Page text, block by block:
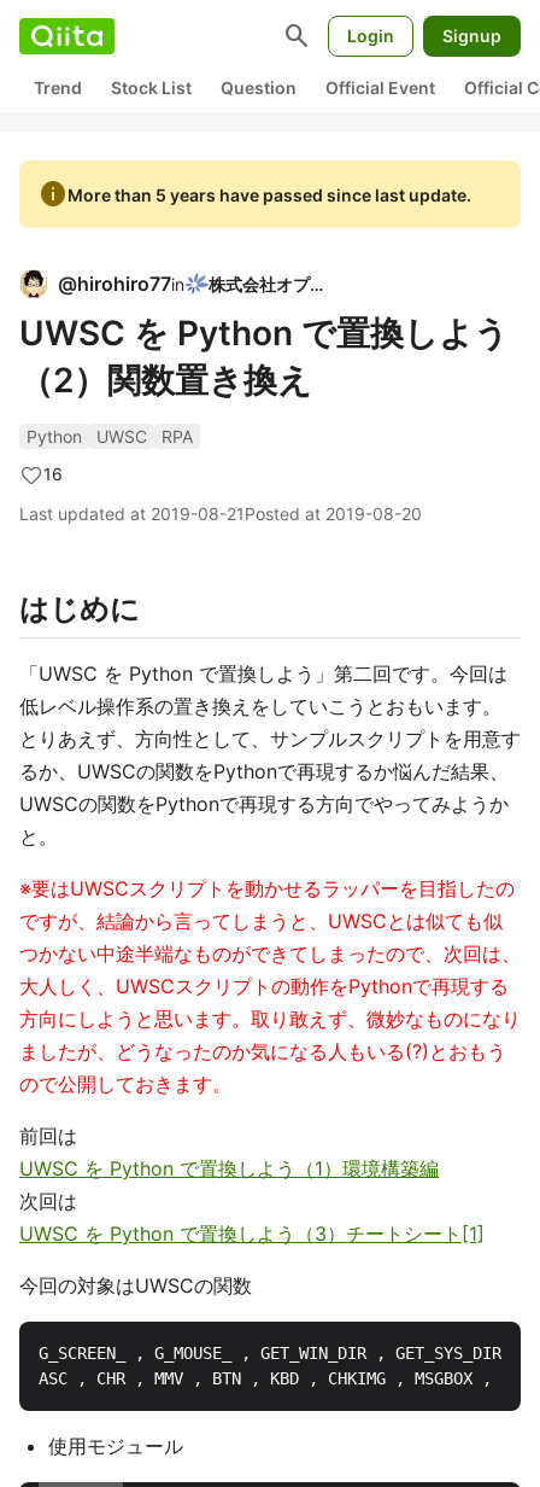
search Login Signup
Trend Stock List Question Official Event Official
infoMore than 5 years have passed since last update.
@hirohiro77in 株式会社オプト
UWSC を Python で置換しよう
（2）関数置き換え
Python UWSC
RPA
16
Last updated at 2019-08-21Posted at 2019-08-20
はじめに
「UWSC を Python で置換しよう」第二回です。今回は
低レベル操作系の置き換えをしていこうとおもいます。
とりあえず、方向性として、サンプルスクリプトを用意す
るか、UWSCの関数をPythonで再現するか悩んだ結果、
UWSCの関数をPythonで再現する方向でやってみようか
と。
※要はUWSCスクリプトを動かせるラッパーを目指したの
ですが、結論から言ってしまうと、UWSCとは似ても似
つかない中途半端なものができてしまったので、次回は、
大人しく、UWSCスクリプトの動作をPythonで再現する
方向にしようと思います。取り敢えず、微妙なものになり
ましたが、どうなったのか気になる人もいる(?)とおもう
ので公開しておきます。
前回は
UWSC を Python で置換しよう（1）環境構築編
次回は
UWSC を Python で置換しよう（3）チートシート[1]
今回の対象はUWSCの関数
G_SCREEN_ , G_MOUSE_ , GET_WIN_DIR , GET_SYS_DIR ,
使用モジュール